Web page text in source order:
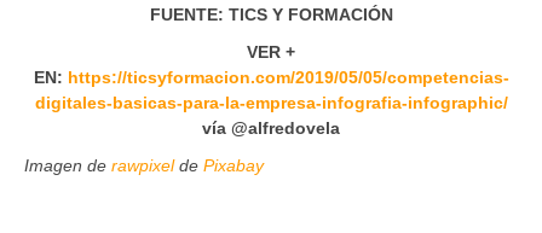
FUENTE: TICS Y FORMACIÓN
VER +
EN: https://ticsyformacion.com/2019/05/05/competencias-
digitales-basicas-para-la-empresa-infografia-infographic/
vía @alfredovela
Imagen de rawpixelde Pixabay